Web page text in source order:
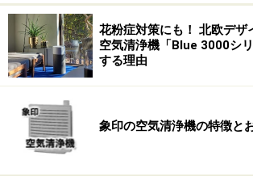
タイルの一つで、（1）シンプルでミニ
直線（3）洗練されたカラー（4）自然
などの特徴が挙げられます。ブルーエア
のストックホルムに本社を置く空気清浄
ーであり、そんなライフスタイルをベ
されていることから、デザイン性が高
なのです。
花粉症対策にも！ 北欧デザ
空気清浄機「Blue 3000シ
する理由
象印の空気清浄機の特徴と